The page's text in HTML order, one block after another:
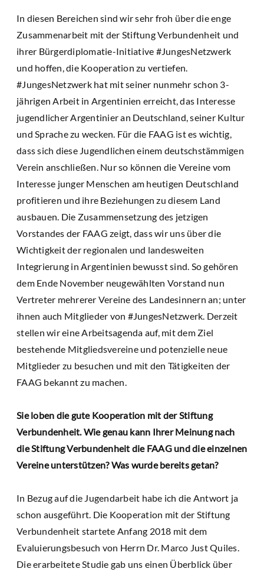
In diesen Bereichen sind wir sehr froh über die enge
Zusammenarbeit mit der Stiftung Verbundenheit und
ihrer Bürgerdiplomatie-Initiative #JungesNetzwerk
und hoffen, die Kooperation zu vertiefen.
#JungesNetzwerk hat mit seiner nunmehr schon 3-
jährigen Arbeit in Argentinien erreicht, das Interesse
jugendlicher Argentinier an Deutschland, seiner Kultur
und Sprache zu wecken. Für die FAAG ist es wichtig,
dass sich diese Jugendlichen einem deutschstämmigen
Verein anschließen. Nur so können die Vereine vom
Interesse junger Menschen am heutigen Deutschland
profitieren und ihre Beziehungen zu diesem Land
ausbauen. Die Zusammensetzung des jetzigen
Vorstandes der FAAG zeigt, dass wir uns über die
Wichtigkeit der regionalen und landesweiten
Integrierung in Argentinien bewusst sind. So gehören
dem Ende November neugewählten Vorstand nun
Vertreter mehrerer Vereine des Landesinnern an; unter
ihnen auch Mitglieder von #JungesNetzwerk. Derzeit
stellen wir eine Arbeitsagenda auf, mit dem Ziel
bestehende Mitgliedsvereine und potenzielle neue
Mitglieder zu besuchen und mit den Tätigkeiten der
FAAG bekannt zu machen.
Sie loben die gute Kooperation mit der Stiftung
Verbundenheit. Wie genau kann Ihrer Meinung nach
die Stiftung Verbundenheit die FAAG und die einzelnen
Vereine unterstützen? Was wurde bereits getan?
In Bezug auf die Jugendarbeit habe ich die Antwort ja
schon ausgeführt. Die Kooperation mit der Stiftung
Verbundenheit startete Anfang 2018 mit dem
Evaluierungsbesuch von Herrn Dr. Marco Just Quiles.
Die erarbeitete Studie gab uns einen Überblick über